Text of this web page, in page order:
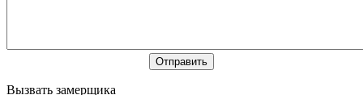
Вызвать замерщика